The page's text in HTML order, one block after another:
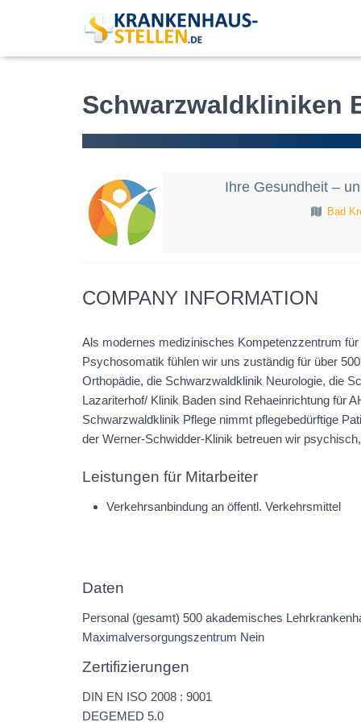
Schwarzwaldkliniken
Ihre Gesundheit –
Bad
COMPANY INFORMATION
Als modernes medizinisches Kompetenzzentrum
Psychosomatik fühlen wir uns zuständig für über
Orthopädie, die Schwarzwaldklinik Neurologie, die
Lazariterhof/ Klinik Baden sind Rehaeinrichtung für
Schwarzwaldklinik Pflege nimmt pflegebedürftige
der Werner-Schwidder-Klinik betreuen wir
Leistungen für Mitarbeiter
Verkehrsanbindung an öffentl. Verkehrsmittel
Daten
Personal (gesamt) 500 akademisches
Maximalversorgungszentrum Nein
Zertifizierungen
DIN EN ISO 2008 : 9001
DEGEMED 5.0